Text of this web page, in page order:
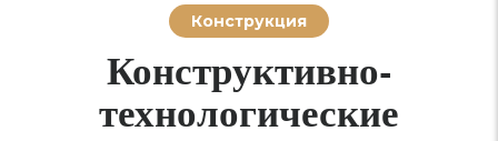
Конструкция
Конструктивно-
технологические